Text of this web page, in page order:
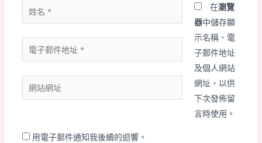
名
*
電
子
郵
件
*
站
在瀏覽
器中儲存顯
示名稱、電
子郵件地址
及個人網站
網址，以供
下次發佈留
言時使用。
用電子郵件通知我後續的迴響。